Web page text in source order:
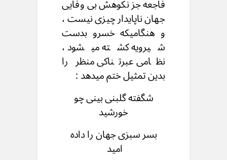
فاجعه جز نکوهش بی وفایی
جهان ناپایدار چیزی نیست ،
و هنگامیکه خسرو بدست
شیرویه کشته میشود ،
نظامی عبرتناکی منظر را
بدین تمثیل ختم میدهد :
شگفته گلبنی بینی چو
خورشید
بسر سبزی جهان را داده
امید